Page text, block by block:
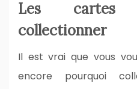
Les cartes
collectionner
Il est vrai que vous
encore pourquoi